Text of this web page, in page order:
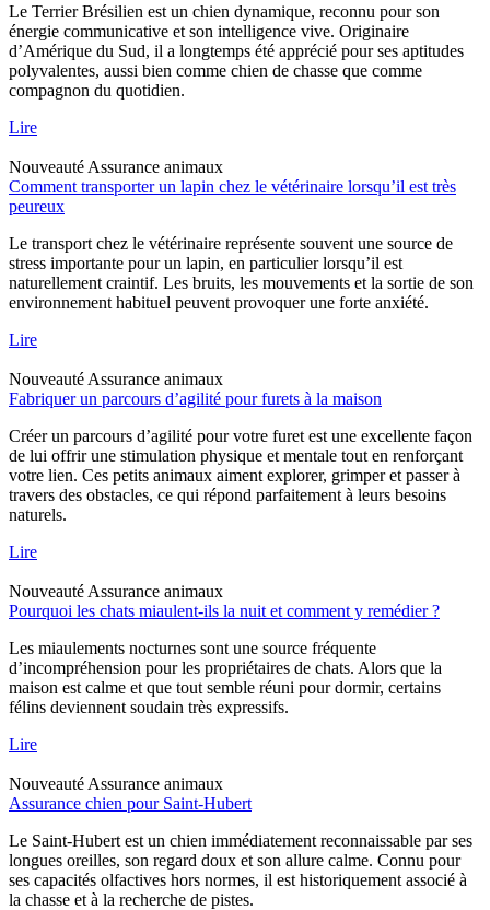
Le Terrier Brésilien est un chien dynamique, reconnu pour son
énergie communicative et son intelligence vive. Originaire
d’Amérique du Sud, il a longtemps été apprécié pour ses aptitudes
polyvalentes, aussi bien comme chien de chasse que comme
compagnon du quotidien.
Lire
Nouveauté Assurance animaux
Comment transporter un lapin chez le vétérinaire lorsqu’il est très
peureux
Le transport chez le vétérinaire représente souvent une source de
stress importante pour un lapin, en particulier lorsqu’il est
naturellement craintif. Les bruits, les mouvements et la sortie de son
environnement habituel peuvent provoquer une forte anxiété.
Lire
Nouveauté Assurance animaux
Fabriquer un parcours d’agilité pour furets à la maison
Créer un parcours d’agilité pour votre furet est une excellente façon
de lui offrir une stimulation physique et mentale tout en renforçant
votre lien. Ces petits animaux aiment explorer, grimper et passer à
travers des obstacles, ce qui répond parfaitement à leurs besoins
naturels.
Lire
Nouveauté Assurance animaux
Pourquoi les chats miaulent-ils la nuit et comment y remédier ?
Les miaulements nocturnes sont une source fréquente
d’incompréhension pour les propriétaires de chats. Alors que la
maison est calme et que tout semble réuni pour dormir, certains
félins deviennent soudain très expressifs.
Lire
Nouveauté Assurance animaux
Assurance chien pour Saint-Hubert
Le Saint-Hubert est un chien immédiatement reconnaissable par ses
longues oreilles, son regard doux et son allure calme. Connu pour
ses capacités olfactives hors normes, il est historiquement associé à
la chasse et à la recherche de pistes.